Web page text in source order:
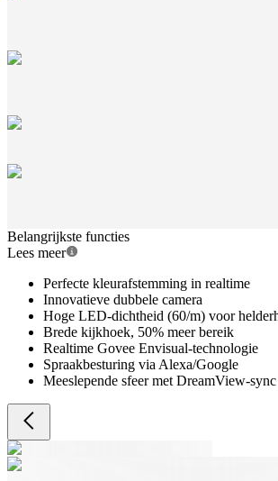
Belangrijkste functies
Lees meer
Perfecte kleurafstemming in realtime
Innovatieve dubbele camera
Hoge LED-dichtheid (60/m) voor
Brede kijkhoek, 50% meer bereik
Realtime Govee Envisual-technologie
Spraakbesturing via Alexa/Google
Meeslepende sfeer met DreamView-sync